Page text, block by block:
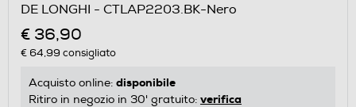
DE LONGHI - CTLAP2203.BK-Nero
€ 36,90
€ 64,99 consigliato
Acquisto online: disponibile
Ritiro in negozio in 30' gratuito: verifica